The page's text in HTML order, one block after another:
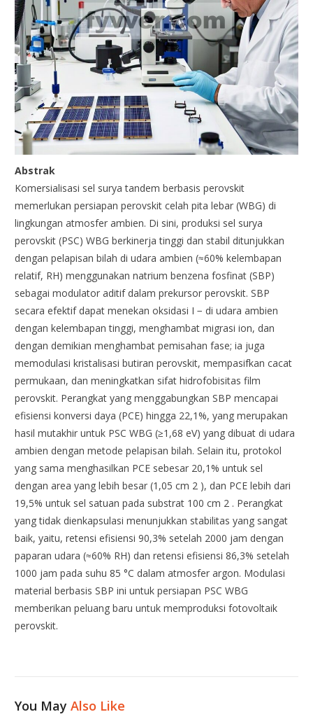
Abstrak
Komersialisasi sel surya tandem berbasis perovskit
memerlukan persiapan perovskit celah pita lebar (WBG) di
lingkungan atmosfer ambien. Di sini, produksi sel surya
perovskit (PSC) WBG berkinerja tinggi dan stabil ditunjukkan
dengan pelapisan bilah di udara ambien (≈60% kelembapan
relatif, RH) menggunakan natrium benzena fosfinat (SBP)
sebagai modulator aditif dalam prekursor perovskit. SBP
secara efektif dapat menekan oksidasi I − di udara ambien
dengan kelembapan tinggi, menghambat migrasi ion, dan
dengan demikian menghambat pemisahan fase; ia juga
memodulasi kristalisasi butiran perovskit, mempasifkan cacat
permukaan, dan meningkatkan sifat hidrofobisitas film
perovskit. Perangkat yang menggabungkan SBP mencapai
efisiensi konversi daya (PCE) hingga 22,1%, yang merupakan
hasil mutakhir untuk PSC WBG (≥1,68 eV) yang dibuat di udara
ambien dengan metode pelapisan bilah. Selain itu, protokol
yang sama menghasilkan PCE sebesar 20,1% untuk sel
dengan area yang lebih besar (1,05 cm 2 ), dan PCE lebih dari
19,5% untuk sel satuan pada substrat 100 cm 2 . Perangkat
yang tidak dienkapsulasi menunjukkan stabilitas yang sangat
baik, yaitu, retensi efisiensi 90,3% setelah 2000 jam dengan
paparan udara (≈60% RH) dan retensi efisiensi 86,3% setelah
1000 jam pada suhu 85 °C dalam atmosfer argon. Modulasi
material berbasis SBP ini untuk persiapan PSC WBG
memberikan peluang baru untuk memproduksi fotovoltaik
perovskit.
You MayAlso Like